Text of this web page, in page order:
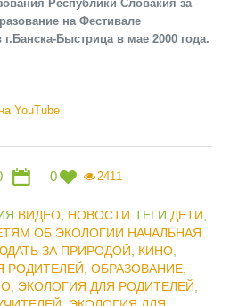
Республики Словакия за
на Фестивале
Быстрица в мае 2000 года.
YouTube
0 2411
ВИДЕО НОВОСТИ ТЕГИ ДЕТИ
ОБ ЭКОЛОГИИ НАЧАЛЬНАЯ
ЗА ПРИРОДОЙ КИНО,
РОДИТЕЛЕЙ ОБРАЗОВАНИЕ,
ЭКОЛОГИЯ ДЛЯ РОДИТЕЛЕЙ